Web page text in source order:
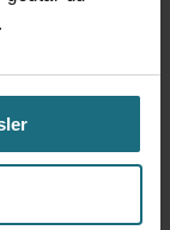
til